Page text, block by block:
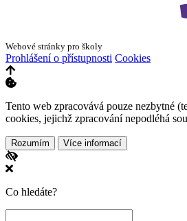
Webové stránky pro školy
Prohlášení o přístupnosti Cookies
Tento web zpracovává pouze nezbytné
cookies, jejichž zpracování nepodléhá
Rozumím Více informací
Co hledáte?